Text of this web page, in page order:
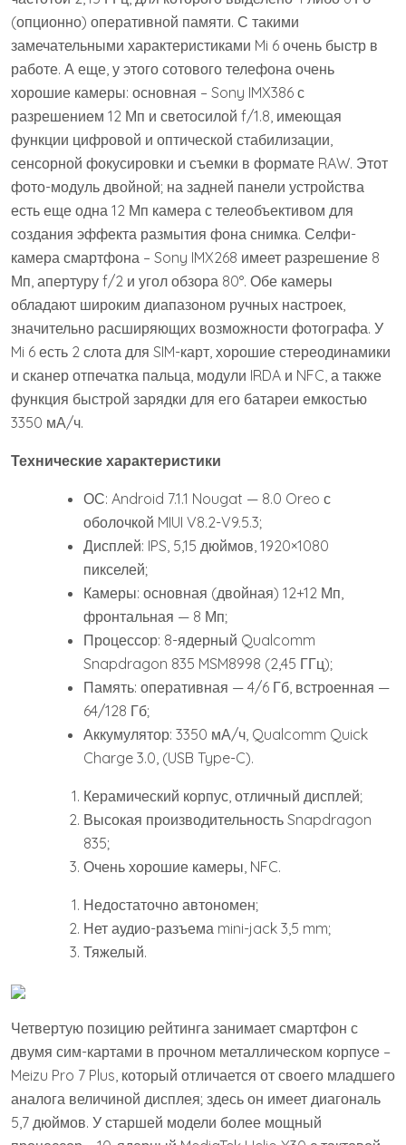
(опционно) оперативной памяти. С такими
замечательными характеристиками Mi 6 очень быстр в
работе. А еще, у этого сотового телефона очень
хорошие камеры: основная – Sony IMX386 с
разрешением 12 Мп и светосилой f/1.8, имеющая
функции цифровой и оптической стабилизации,
сенсорной фокусировки и съемки в формате RAW. Этот
фото-модуль двойной; на задней панели устройства
есть еще одна 12 Мп камера с телеобъективом для
создания эффекта размытия фона снимка. Селфи-
камера смартфона – Sony IMX268 имеет разрешение 8
Мп, апертуру f/2 и угол обзора 80°. Обе камеры
обладают широким диапазоном ручных настроек,
значительно расширяющих возможности фотографа. У
Mi 6 есть 2 слота для SIM-карт, хорошие стереодинамики
и сканер отпечатка пальца, модули IRDA и NFC, а также
функция быстрой зарядки для его батареи емкостью
3350 мА/ч.
Технические характеристики
ОС: Android 7.1.1 Nougat — 8.0 Oreo с
оболочкой MIUI V8.2-V9.5.3;
Дисплей: IPS, 5,15 дюймов, 1920×1080
пикселей;
Камеры: основная (двойная) 12+12 Мп,
фронтальная — 8 Мп;
Процессор: 8-ядерный Qualcomm
Snapdragon 835 MSM8998 (2,45 ГГц);
Память: оперативная — 4/6 Гб, встроенная —
64/128 Гб;
Аккумулятор: 3350 мА/ч, Qualcomm Quick
Charge 3.0, (USB Type-C).
Керамический корпус, отличный дисплей;
Высокая производительность Snapdragon
835;
Очень хорошие камеры, NFC.
Недостаточно автономен;
Нет аудио-разъема mini-jack 3,5 mm;
Тяжелый.
Четвертую позицию рейтинга занимает смартфон с
двумя сим-картами в прочном металлическом корпусе –
Meizu Pro 7 Plus, который отличается от своего младшего
аналога величиной дисплея; здесь он имеет диагональ
5,7 дюймов. У старшей модели более мощный